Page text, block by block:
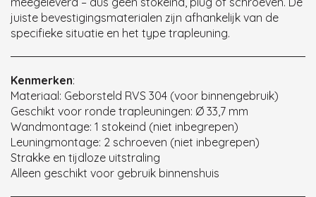
juiste bevestigingsmaterialen zijn afhankelijk van de
specifieke situatie en het type trapleuning.
Kenmerken:
Materiaal: Geborsteld RVS 304 (voor binnengebruik)
Geschikt voor ronde trapleuningen: Ø 33,7 mm
Wandmontage: 1 stokeind (niet inbegrepen)
Leuningmontage: 2 schroeven (niet inbegrepen)
Strakke en tijdloze uitstraling
Alleen geschikt voor gebruik binnenshuis